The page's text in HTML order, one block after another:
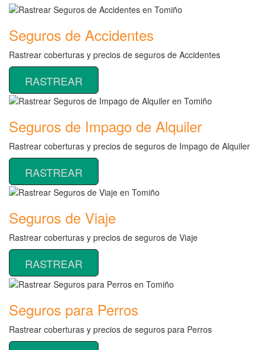
Seguros de Accidentes
Rastrear coberturas y precios de seguros de Accidentes
RASTREAR
Seguros de Impago de Alquiler
Rastrear coberturas y precios de seguros de Impago de Alquiler
RASTREAR
Seguros de Viaje
Rastrear coberturas y precios de seguros de Viaje
RASTREAR
Seguros para Perros
Rastrear coberturas y precios de seguros para Perros